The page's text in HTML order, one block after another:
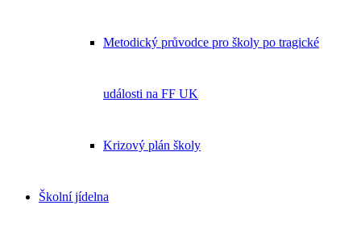
Metodický průvodce pro školy po tragické
události na FF UK
Krizový plán školy
Školní jídelna